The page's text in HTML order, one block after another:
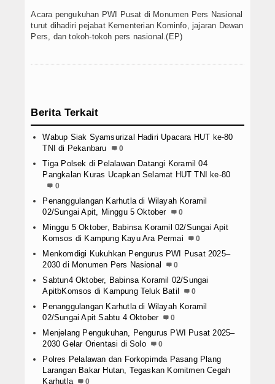
Acara pengukuhan PWI Pusat di Monumen Pers Nasional
turut dihadiri pejabat Kementerian Kominfo, jajaran Dewan
Pers, dan tokoh-tokoh pers nasional.(EP)
Berita Terkait
Wabup Siak Syamsurizal Hadiri Upacara HUT ke-80
TNI di Pekanbaru
0
Tiga Polsek di Pelalawan Datangi Koramil 04
Pangkalan Kuras Ucapkan Selamat HUT TNI ke-80
0
Penanggulangan Karhutla di Wilayah Koramil
02/Sungai Apit, Minggu 5 Oktober
0
Minggu 5 Oktober, Babinsa Koramil 02/Sungai Apit
Komsos di Kampung Kayu Ara Permai
0
Menkomdigi Kukuhkan Pengurus PWI Pusat 2025–
2030 di Monumen Pers Nasional
0
Sabtun4 Oktober, Babinsa Koramil 02/Sungai
ApitbKomsos di Kampung Teluk Batil
0
Penanggulangan Karhutla di Wilayah Koramil
02/Sungai Apit Sabtu 4 Oktober
0
Menjelang Pengukuhan, Pengurus PWI Pusat 2025–
2030 Gelar Orientasi di Solo
0
Polres Pelalawan dan Forkopimda Pasang Plang
Larangan Bakar Hutan, Tegaskan Komitmen Cegah
Karhutla
0